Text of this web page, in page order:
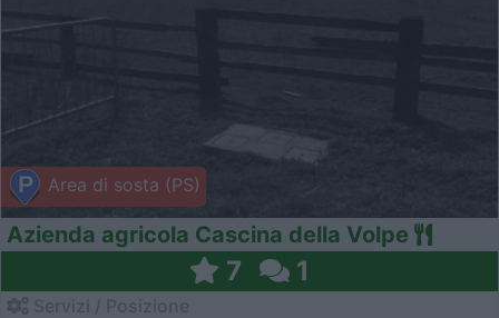
Area di sosta (PS)
Azienda agricola Cascina della Volpe
7 1